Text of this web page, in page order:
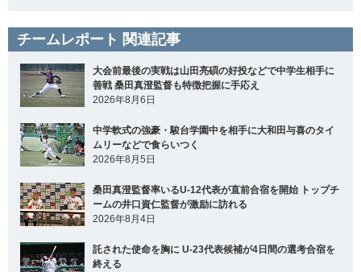
チームレポート 関連記事
大会前最後の実戦は山田亮碩の好投などで中学生相手に
善戦 桑田真澄監督も特徴把握に手応え
2026年8月6日
中学軟式の強豪・駿台学園中を相手に大和田与喜のタイ
ムリーなどで食らいつく
2026年8月5日
桑田真澄監督率いるU-12代表が直前合宿を開始 トップチ
ームの井口資仁監督が激励に訪れる
2026年8月4日
託された使命を胸に U-23代表候補が4日間の選考合宿を
終える